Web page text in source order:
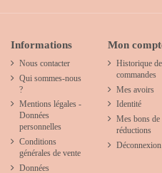
Informations
Nous contacter
Qui sommes-nous
?
Mentions légales -
Données
personnelles
Conditions
générales de vente
Données
Mon
Historique
commandes
Mes avoirs
Identité
Mes bons de
réductions
Déconnexion